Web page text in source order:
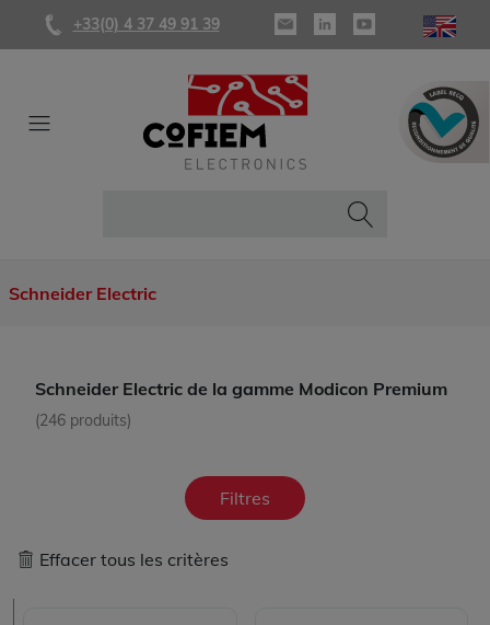
+33(0) 4 37 49 91 39
Schneider Electric
Schneider Electric de la gamme Modicon Premium
(246 produits)
Filtres
Effacer tous les critères